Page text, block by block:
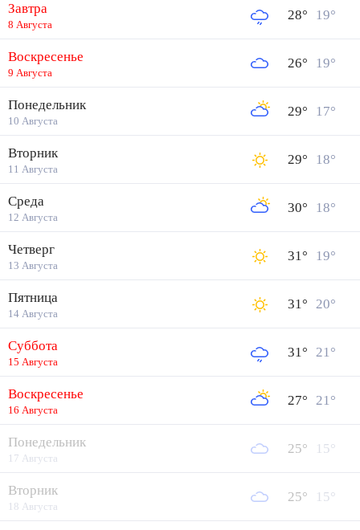
Завтра
8 Августа
28° 19°
Воскресенье
9 Августа
26° 19°
Понедельник
10 Августа
29° 17°
Вторник
11 Августа
29° 18°
Среда
12 Августа
30° 18°
Четверг
13 Августа
31° 19°
Пятница
14 Августа
31° 20°
Суббота
15 Августа
31° 21°
Воскресенье
16 Августа
27° 21°
Понедельник
17 Августа
25° 15°
Вторник
18 Августа
25° 15°